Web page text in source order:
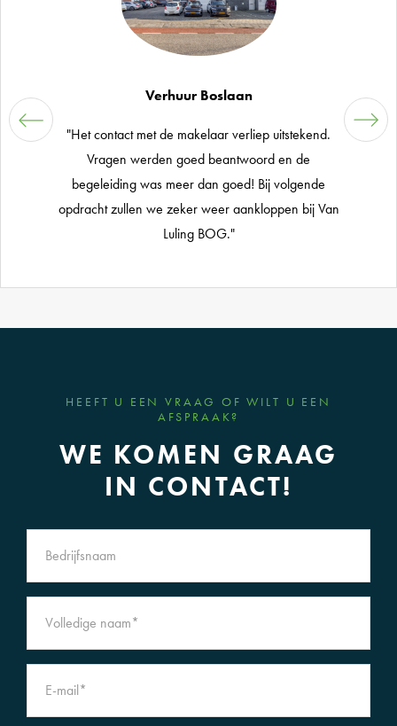
Verhuur Boslaan
"Het contact met de makelaar verliep uitstekend.
Vragen werden goed beantwoord en de
begeleiding was meer dan goed! Bij volgende
opdracht zullen we zeker weer aankloppen bij Van
Luling BOG."
HEEFT U EEN VRAAG OF WILT U EEN
AFSPRAAK?
WE KOMEN GRAAG
IN CONTACT!